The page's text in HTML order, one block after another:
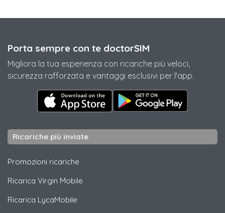
Porta sempre con te doctorSIM
Migliora la tua esperienza con ricariche più veloci,
sicurezza rafforzata e vantaggi esclusivi per l'app.
Ricariche più inviate
Promozioni ricariche
Ricarica Virgin Mobile
Ricarica LycaMobile